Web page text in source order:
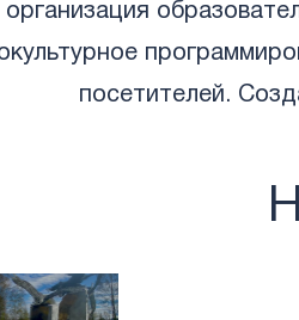
посетителей.